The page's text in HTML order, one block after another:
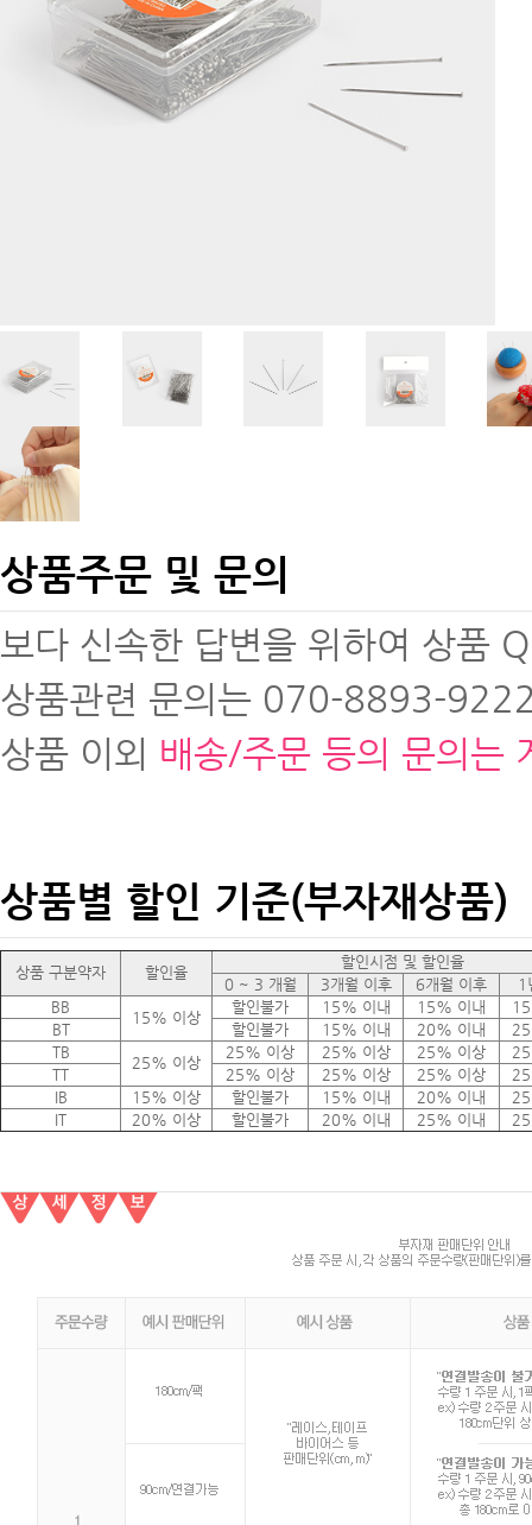
상품주문 및 문의
보다 신속한 답변을 위하여 상품
상품관련 문의는 070-8893-
상품 이외 배송/주문 등의 문의는
상품별 할인 기준(부자재상품)
상품 구분약자 할인율
할인시점 및 할인율
0 ~ 3 개월
3개월 이후 6개월 이후
1
BB
15% 이상
할인불가 15% 이내 15% 이내
BT
할인불가 15% 이내 20% 이내
TB
25% 이상
25% 이상 25% 이상 25% 이상
TT
25% 이상 25% 이상 25% 이상
IB
15% 이상 할인불가 15% 이내 20% 이내
IT
20% 이상 할인불가 20% 이내 25% 이내